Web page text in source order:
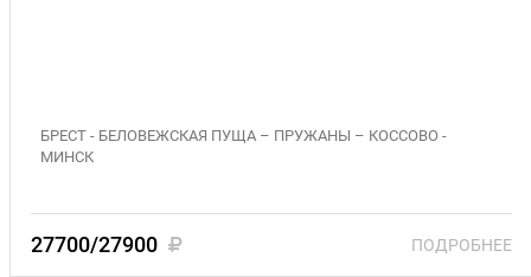
БРЕСТ - БЕЛОВЕЖСКАЯ ПУЩА – ПРУЖАНЫ – КОССОВО -
МИНСК
27700/27900 ПОДРОБНЕЕ